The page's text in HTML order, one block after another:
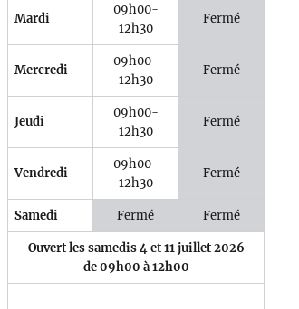
Mardi
09h00-
12h30
Fermé
Mercredi
09h00-
12h30
Fermé
Jeudi
09h00-
12h30
Fermé
Vendredi
09h00-
12h30
Fermé
Samedi Fermé Fermé
Ouvert les samedis 4 et 11 juillet 2026
de 09h00 à 12h00